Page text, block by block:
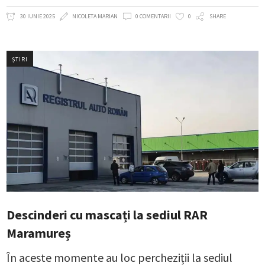
30 IUNIE 2025 NICOLETA MARIAN 0 COMENTARII 0 SHARE
ȘTIRI
Descinderi cu mascați la sediul RAR
Maramureș
În aceste momente au loc percheziții la sediul